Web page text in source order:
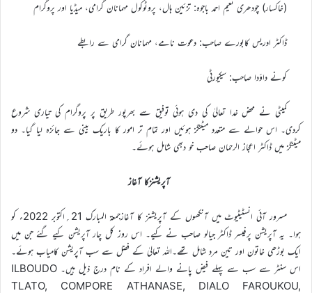
(خاکسار) چودھری نعیم احمد باجوہ: تزئین ہال، پروٹوکول مہمانان گرامی، میڈیا اور پروگرام
ڈاکٹر ادریس کابورے صاحب: دعوت نامے، مہمانان گرامی سے رابطے
کونے داؤدا صاحب: سیکیورٹی
کمیٹی نے محض خدا تعالیٰ کی دی ہوئی توفیق سے بھرپور طریق پر پروگرام کی تیاری شروع
کردی۔ اس حوالے سے متعدد میٹنگز ہوئیں اور تمام تر امور کا باریک بینی سے جائزہ لیا گیا۔ دو
میٹنگز میں ڈاکٹر اعجاز الرحمان صاحب خو دبھی شامل ہوئے۔
آپریشنزکا آغاز
مسرور آئی انسٹیٹیوٹ میں آنکھوں کے آپریشنز کا آغازجمعۃ المبارک 21؍اکتوبر 2022ء کو
ہوا۔ یہ آپریشن پرفیسر ڈاکٹر جیالو صاحب نے کیے۔ اس روز کل چار آپریشن کیے گئے جن میں
ایک بوڑھی خاتون اور تین مرد شامل تھے۔اللہ تعالیٰ کے فضل سے سب آپریشن کامیاب ہوئے۔
اس سنٹر سے سب سے پہلے فیض پانے والے افراد کے نام درج ذیل ہیں۔ ILBOUDO
TLATO, COMPORE ATHANASE, DIALO FAROUKOU,